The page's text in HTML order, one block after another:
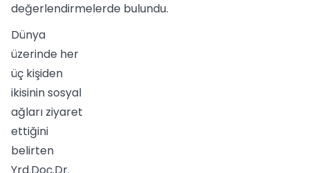
değerlendirmelerde bulundu.
Dünya
üzerinde her
üç kişiden
ikisinin sosyal
ağları ziyaret
ettiğini
belirten